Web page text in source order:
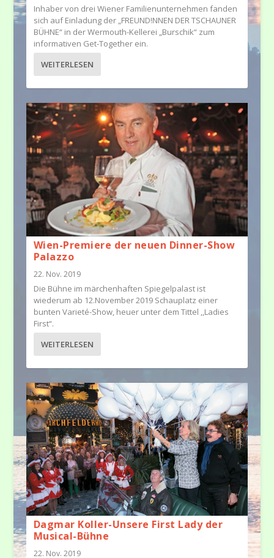
Inhaber von drei Wiener Familienunternehmen fanden
sich auf Einladung der „FREUND!NNEN DER TSCHAUNER
BÜHNE“ in der Wermouth-Kellerei „Burschik“ zum
informativen Get-Together ein.
WEITERLESEN
Wien-Premiere der neuen Dinner-Show
Palazzo
22. Nov. 2019
Die Bühne im märchenhaften Spiegelpalast ist
wiederum ab 12.November 2019 Schauplatz einer
bunten Varieté-Show, heuer unter dem Tittel ,,Ladies
First“.
WEITERLESEN
Dagmar Koller-Unsere First Lady der
Musical-Bühne
22. Nov. 2019